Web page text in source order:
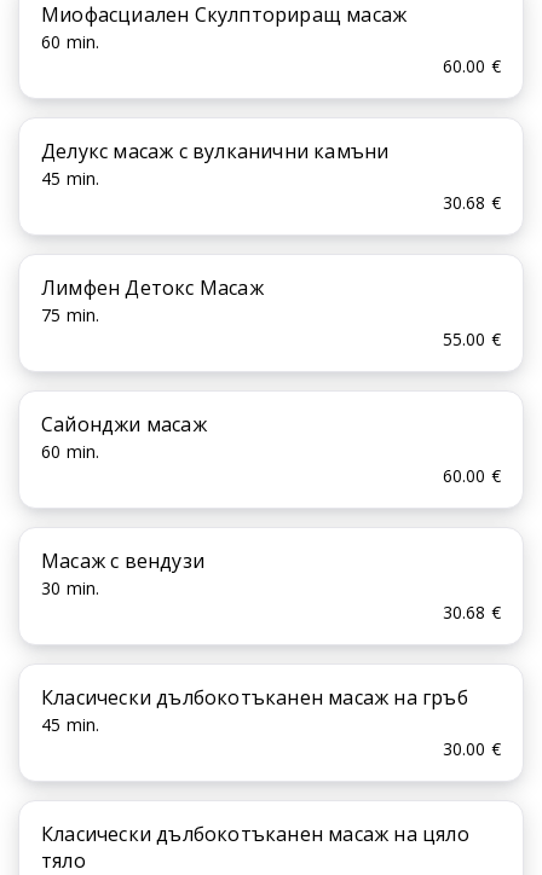
Миофасциален Скулпториращ масаж
60 min.
60.00 €
Делукс масаж с вулканични камъни
45 min.
30.68 €
Лимфен Детокс Масаж
75 min.
55.00 €
Сайонджи масаж
60 min.
60.00 €
Масаж с вендузи
30 min.
30.68 €
Класически дълбокотъканен масаж на гръб
45 min.
30.00 €
Класически дълбокотъканен масаж на цяло
тяло